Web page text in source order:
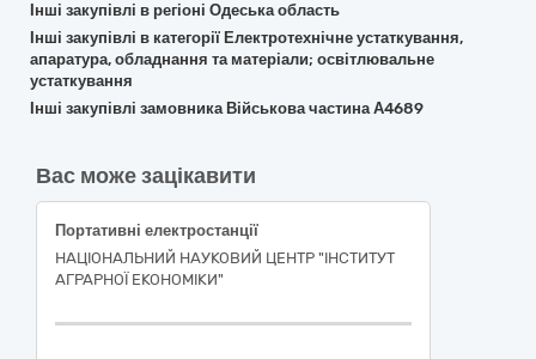
Інші закупівлі в регіоні Одеська область
Інші закупівлі в категорії Електротехнічне устаткування,
апаратура, обладнання та матеріали; освітлювальне
устаткування
Інші закупівлі замовника Військова частина А4689
Вас може зацікавити
Портативні електростанції
НАЦІОНАЛЬНИЙ НАУКОВИЙ ЦЕНТР "ІНСТИТУТ
АГРАРНОЇ ЕКОНОМІКИ"